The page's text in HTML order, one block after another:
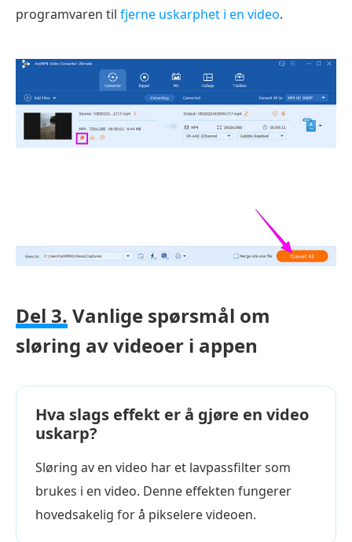
programvaren til fjerne uskarphet i en video.
Del 3. Vanlige spørsmål om
sløring av videoer i appen
Hva slags effekt er å gjøre en video
uskarp?
Sløring av en video har et lavpassfilter som
brukes i en video. Denne effekten fungerer
hovedsakelig for å pikselere videoen.